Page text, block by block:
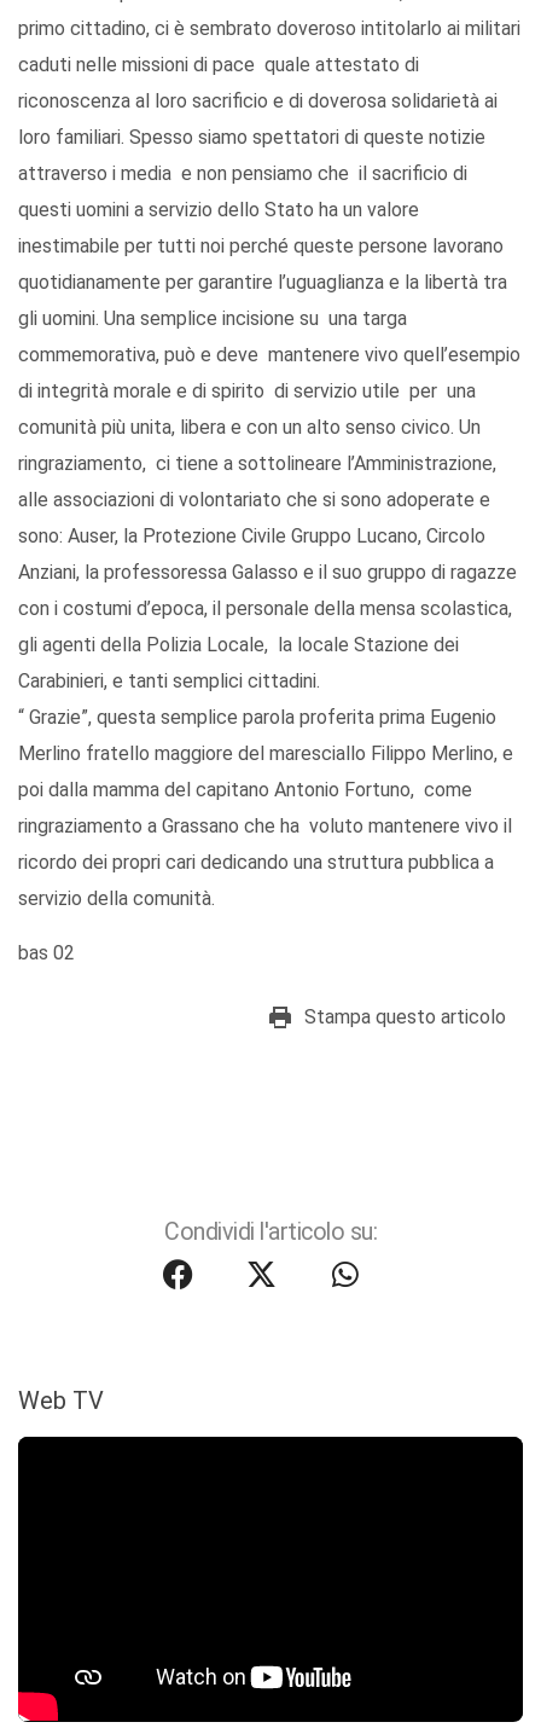
primo cittadino, ci è sembrato doveroso intitolarlo ai militari
caduti nelle missioni di pace quale attestato di
riconoscenza al loro sacrificio e di doverosa solidarietà ai
loro familiari. Spesso siamo spettatori di queste notizie
attraverso i media e non pensiamo che il sacrificio di
questi uomini a servizio dello Stato ha un valore
inestimabile per tutti noi perché queste persone lavorano
quotidianamente per garantire l’uguaglianza e la libertà tra
gli uomini. Una semplice incisione su una targa
commemorativa, può e deve mantenere vivo quell’esempio
di integrità morale e di spirito di servizio utile per una
comunità più unita, libera e con un alto senso civico. Un
ringraziamento, ci tiene a sottolineare l’Amministrazione,
alle associazioni di volontariato che si sono adoperate e
sono: Auser, la Protezione Civile Gruppo Lucano, Circolo
Anziani, la professoressa Galasso e il suo gruppo di ragazze
con i costumi d’epoca, il personale della mensa scolastica,
gli agenti della Polizia Locale, la locale Stazione dei
Carabinieri, e tanti semplici cittadini.
“ Grazie”, questa semplice parola proferita prima Eugenio
Merlino fratello maggiore del maresciallo Filippo Merlino, e
poi dalla mamma del capitano Antonio Fortuno, come
ringraziamento a Grassano che ha voluto mantenere vivo il
ricordo dei propri cari dedicando una struttura pubblica a
servizio della comunità.
bas 02
Stampa questo articolo
Condividi l'articolo su:
Web TV